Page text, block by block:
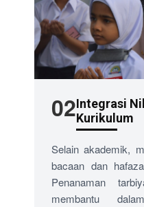
02Integrasi
Kurikulum
Selain akademik,
bacaan dan
Penanaman
membantu